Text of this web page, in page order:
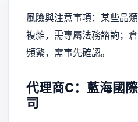
風險與注意事項：某些品
複雜，需專屬法務諮詢；
頻繁，需事先確認。
代理商C：藍海國
司